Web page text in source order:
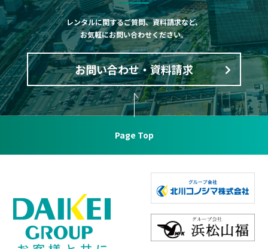
レンタルに関するご質問、資料請求など、
お気軽にお問い合わせください。
お問い合わせ・資料請求
Page Top